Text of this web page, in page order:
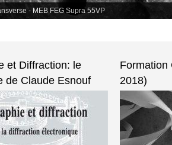
- MEB FEG Supra 55VP
et Diffraction: le
de Claude Esnouf
Formation
2018)